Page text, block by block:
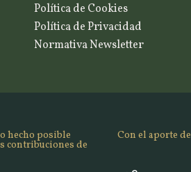
Política de Cookies
Política de Privacidad
Normativa Newsletter
hecho posible
contribuciones de
Con el aporte de